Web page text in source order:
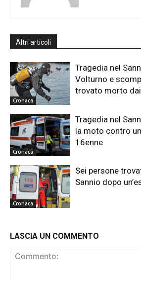
Altri articoli
Cronaca
Tragedia nel
Volturno e
trovato morto
Cronaca
Tragedia nel
la moto contro
16enne
Cronaca
Sei persone
Sannio dopo
LASCIA UN COMMENTO